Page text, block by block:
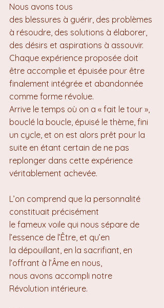
Nous avons tous
des blessures à guérir, des problèmes
à résoudre, des solutions à élaborer,
des désirs et aspirations à assouvir.
Chaque expérience proposée doit
être accomplie et épuisée pour être
finalement intégrée et abandonnée
comme forme révolue.
Arrive le temps où on a « fait le tour »,
bouclé la boucle, épuisé le thème, fini
un cycle, et on est alors prêt pour la
suite en étant certain de ne pas
replonger dans cette expérience
véritablement achevée.
L’on comprend que la personnalité
constituait précisément
le fameux voile qui nous sépare de
l’essence de l’Être, et qu’en
la dépouillant, en la sacrifiant, en
l’offrant à l’Âme en nous,
nous avons accompli notre
Révolution intérieure.